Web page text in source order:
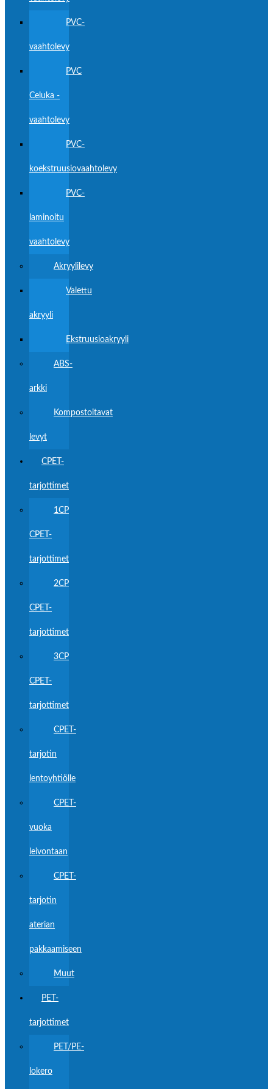
PVC-
vaahtolevy
PVC
Celuka -
vaahtolevy
PVC-
koekstruusiovaahtolevy
PVC-
laminoitu
vaahtolevy
Akryylilevy
Valettu
akryyli
Ekstruusioakryyli
ABS-
arkki
Kompostoitavat
levyt
CPET-
tarjottimet
1CP
CPET-
tarjottimet
2CP
CPET-
tarjottimet
3CP
CPET-
tarjottimet
CPET-
tarjotin
lentoyhtiölle
CPET-
vuoka
leivontaan
CPET-
tarjotin
aterian
pakkaamiseen
Muut
PET-
tarjottimet
PET/PE-
lokero